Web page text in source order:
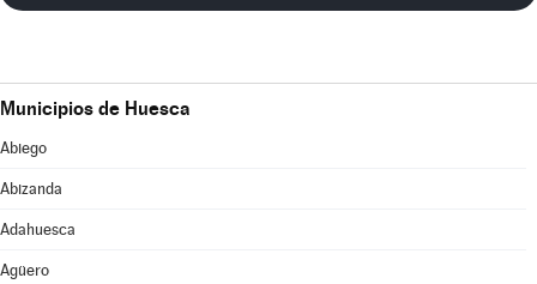
Municipios de Huesca
Abiego
Abizanda
Adahuesca
Agüero